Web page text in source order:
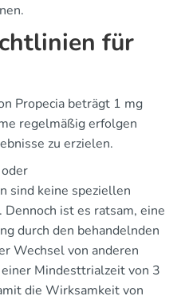
für
Propecia beträgt 1 mg
regelmäßig erfolgen
zu erzielen.
sind keine speziellen
ist es ratsam, eine
durch den behandelnden
Wechsel von anderen
Mindesttrialzeit von 3
die Wirksamkeit von